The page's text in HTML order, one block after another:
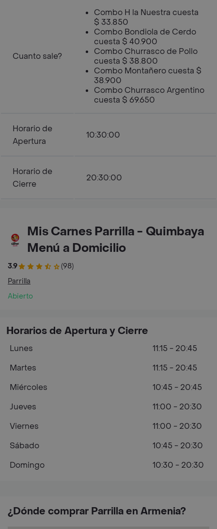
Cuanto sale?
Combo H la Nuestra cuesta
$ 33.850
Combo Bondiola de Cerdo
cuesta $ 40.900
Combo Churrasco de Pollo
cuesta $ 38.800
Combo Montañero cuesta $
38.900
Combo Churrasco Argentino
cuesta $ 69.650
Horario de
Apertura
10:30:00
Horario de
Cierre
20:30:00
Mis Carnes Parrilla - Quimbaya
Menú a Domicilio
3.9
(98)
Parrilla
Abierto
¿Dónde comprar Parrilla en Armenia?
Horarios de Apertura y Cierre
Lunes
11:15 - 20:45
Martes
11:15 - 20:45
Miércoles
10:45 - 20:45
Jueves
11:00 - 20:30
Viernes
11:00 - 20:30
Sábado
10:45 - 20:30
Domingo
10:30 - 20:30